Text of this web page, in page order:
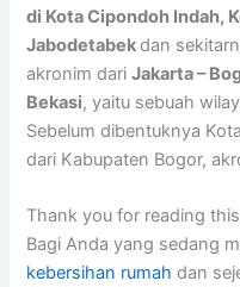
di Kota Cipondoh Indah,
Jabodetabekdan
akronim dariJakarta –
Bekasi, yaitu sebuah
Sebelum dibentuknya
dari Kabupaten Bogor,
Thank you for reading
Bagi Anda yang sedang
kebersihan rumah dan